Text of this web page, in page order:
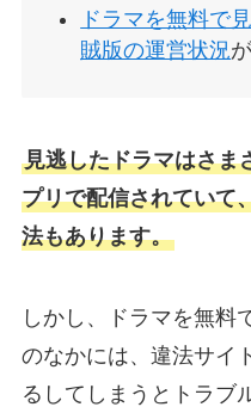
ドラマを無料で
賊版の運営状況
見逃したドラマはさま
プリで配信されていて
法もあります。
しかし、ドラマを無料
のなかには、違法サイ
るしてしまうとトラブ